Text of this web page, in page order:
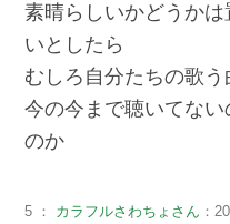
素晴らしいかどうか
いとしたら
むしろ自分たちの歌
今の今まで聴いてな
のか
5 ： カラフルさわちょさん ：